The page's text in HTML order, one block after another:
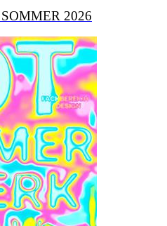
2026